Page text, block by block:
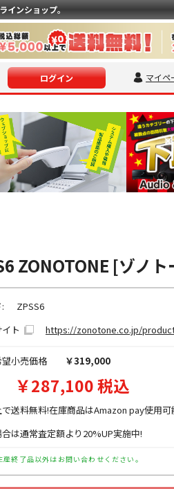
インショップ。
ログイン マイペ
ZONOTONE [ゾノ
ZPSS6
ト
https://zonotone.co.jp/
小売価格 ￥319,000
￥287,100 税込
送料無料!在庫商品はAmazon pay使用可
は通常査定額より20%UP実施中!
終了品以外はお問い合わせください。